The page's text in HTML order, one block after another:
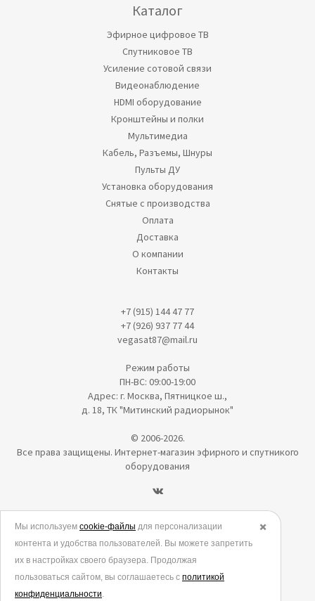
Каталог
Эфирное цифровое ТВ
Спутниковое ТВ
Усиление сотовой связи
Видеонаблюдение
HDMI оборудование
Кронштейны и полки
Мультимедиа
Кабель, Разъемы, Шнуры
Пульты ДУ
Установка оборудования
Снятые с производства
Оплата
Доставка
О компании
Контакты
+7 (915) 144 47 77
+7 (926) 937 77 44
vegasat87@mail.ru
Режим работы
ПН-ВС: 09:00-19:00
Адрес: г. Москва, Пятницкое ш.,
д. 18, ТК "Митинский радиорынок"
© 2006-2026.
Все права защищены. Интернет-магазин эфирного и спутникого
оборудования
Политика в отношении обработки персональных данных
Согласие на обработку персональных данных
Согласие на обработку данных метрическими программами
Политика использования cookies
✖️
Мы используем cookie-файлы для персонализации
контента и удобства пользователей. Вы можете запретить
их в настройках своего браузера. Продолжая
пользоваться сайтом, вы соглашаетесь с политикой
конфиденциальности.